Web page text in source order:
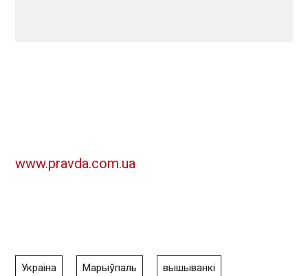
www.pravda.com.ua
Украіна Марыўпаль вышыванкі